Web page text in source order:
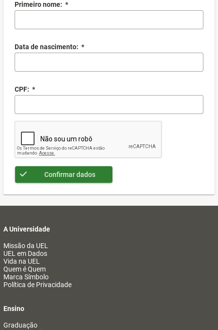
Primeiro nome: *
Data de nascimento: *
CPF: *
Confirmar dados
A Universidade
Missão da UEL
UEL em Dados
Vida na UEL
Quem é Quem
Marca Símbolo
Política de Privacidade
Ensino
Graduação